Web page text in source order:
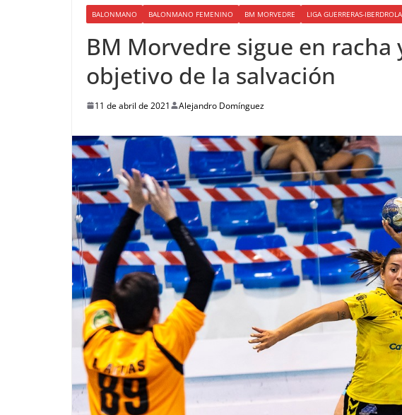
BALONMANO BALONMANO FEMENINO BM MORVEDRE LIGA GUERRERAS-IBERDROLA
BM Morvedre sigue en racha
objetivo de la salvación
11 de abril de 2021 Alejandro Domínguez